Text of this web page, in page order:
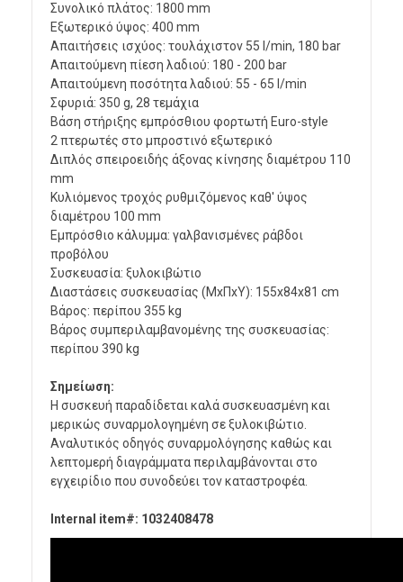
Συνολικό πλάτος: 1800 mm
Εξωτερικό ύψος: 400 mm
Απαιτήσεις ισχύος: τουλάχιστον 55 l/min, 180 bar
Απαιτούμενη πίεση λαδιού: 180 - 200 bar
Απαιτούμενη ποσότητα λαδιού: 55 - 65 l/min
Σφυριά: 350 g, 28 τεμάχια
Βάση στήριξης εμπρόσθιου φορτωτή Euro-style
2 πτερωτές στο μπροστινό εξωτερικό
Διπλός σπειροειδής άξονας κίνησης διαμέτρου 110
mm
Κυλιόμενος τροχός ρυθμιζόμενος καθ' ύψος
διαμέτρου 100 mm
Εμπρόσθιο κάλυμμα: γαλβανισμένες ράβδοι
προβόλου
Συσκευασία: ξυλοκιβώτιο
Διαστάσεις συσκευασίας (ΜxΠxΥ): 155x84x81 cm
Βάρος: περίπου 355 kg
Βάρος συμπεριλαμβανομένης της συσκευασίας:
περίπου 390 kg
Σημείωση:
Η συσκευή παραδίδεται καλά συσκευασμένη και
μερικώς συναρμολογημένη σε ξυλοκιβώτιο.
Αναλυτικός οδηγός συναρμολόγησης καθώς και
λεπτομερή διαγράμματα περιλαμβάνονται στο
εγχειρίδιο που συνοδεύει τον καταστροφέα.
Internal item#: 1032408478